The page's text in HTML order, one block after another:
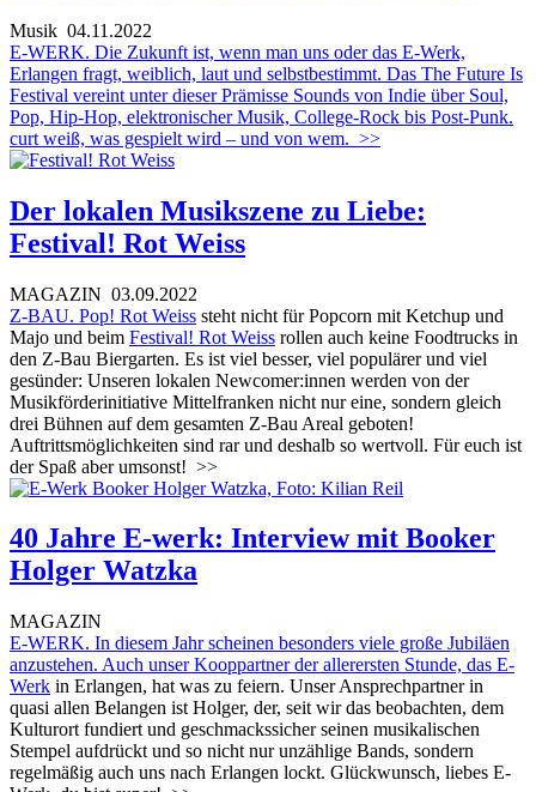
Musik 04.11.2022
E-WERK. Die Zukunft ist, wenn man uns oder das E-Werk,
Erlangen fragt, weiblich, laut und selbstbestimmt. Das The Future Is
Festival vereint unter dieser Prämisse Sounds von Indie über Soul,
Pop, Hip-Hop, elektronischer Musik, College-Rock bis Post-Punk.
curt weiß, was gespielt wird – und von wem. >>
Der lokalen Musikszene zu Liebe:
Festival! Rot Weiss
MAGAZIN 03.09.2022
Z-BAU. Pop! Rot Weiss steht nicht für Popcorn mit Ketchup und
Majo und beim Festival! Rot Weiss rollen auch keine Foodtrucks in
den Z-Bau Biergarten. Es ist viel besser, viel populärer und viel
gesünder: Unseren lokalen Newcomer:innen werden von der
Musikförderinitiative Mittelfranken nicht nur eine, sondern gleich
drei Bühnen auf dem gesamten Z-Bau Areal geboten!
Auftrittsmöglichkeiten sind rar und deshalb so wertvoll. Für euch ist
der Spaß aber umsonst! >>
40 Jahre E-werk: Interview mit Booker
Holger Watzka
MAGAZIN
E-WERK. In diesem Jahr scheinen besonders viele große Jubiläen
anzustehen. Auch unser Kooppartner der allerersten Stunde, das E-
Werk in Erlangen, hat was zu feiern. Unser Ansprechpartner in
quasi allen Belangen ist Holger, der, seit wir das beobachten, dem
Kulturort fundiert und geschmackssicher seinen musikalischen
Stempel aufdrückt und so nicht nur unzählige Bands, sondern
regelmäßig auch uns nach Erlangen lockt. Glückwunsch, liebes E-